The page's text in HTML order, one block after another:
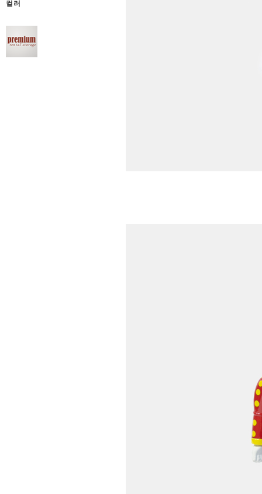
컬러